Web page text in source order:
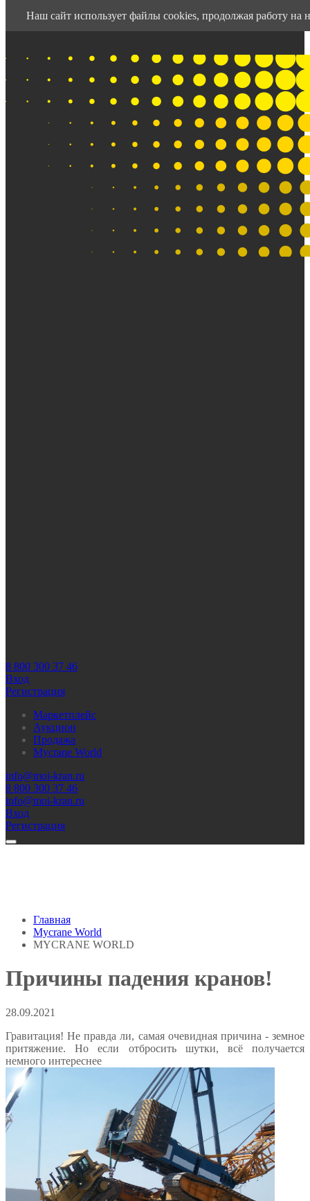
8 800 300 37 46
Вход
Регистрация
Маркетплейс
Аукцион
Продажа
Mycrane World
info@moi-kran.ru
8 800 300 37 46
info@moi-kran.ru
Вход
Регистрация
Главная
Mycrane World
MYCRANE WORLD
Причины падения кранов!
28.09.2021
Гравитация! Не правда ли, самая очевидная причина - земное
притяжение. Но если отбросить шутки, всё получается
немного интереснее
Наш сайт использует файлы cookies, продолжая работу на